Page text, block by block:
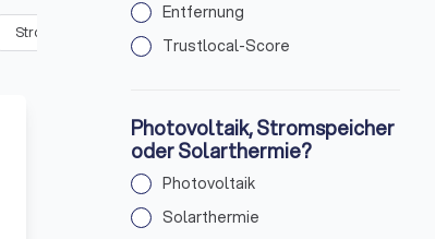
Stromspeicher
Entfernung
Trustlocal-Score
Photovoltaik, Stromspeicher
oder Solarthermie?
Photovoltaik
Solarthermie